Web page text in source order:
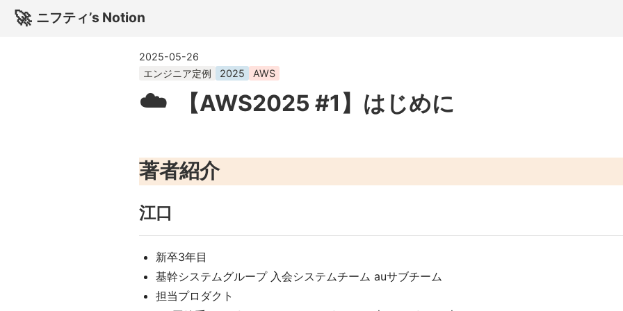
🚀 ニフティ’s Notion
2025-05-26
エンジニア定例
2025 AWS
☁️ 【AWS2025 #1】はじめに
著者紹介
江口
新卒3年目
基幹システムグループ 入会システムチーム auサブチーム
担当プロダクト